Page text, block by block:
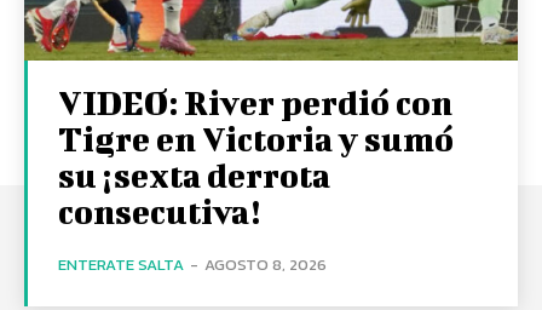
VIDEO: River perdió con
Tigre en Victoria y sumó
su ¡sexta derrota
consecutiva!
ENTERATE SALTA - AGOSTO 8, 2026